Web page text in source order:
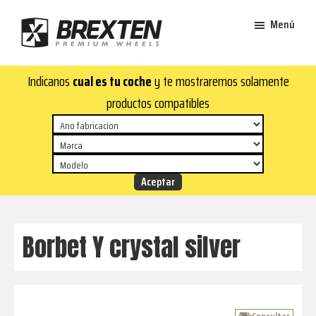
contenido
principal
de
página
Brexten
aluminio
premium
¡En
Brexten.com
encontrarás
aluminio
top!
y
estilo
Menú
Indicanos cual es tu cochey te mostraremos solamente
productos compatibles
Borbet Y crystal silver